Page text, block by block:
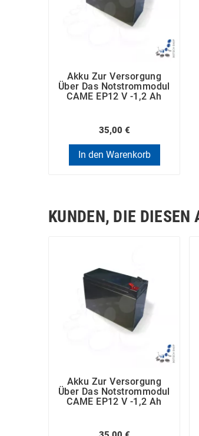
Akku Zur Versorgung
Über Das Notstrommodul
CAME EP12 V -1,2 Ah
35,00 €
In den Warenkorb
KUNDEN, DIE
Akku Zur Versorgung
Über Das Notstrommodul
CAME EP12 V -1,2 Ah